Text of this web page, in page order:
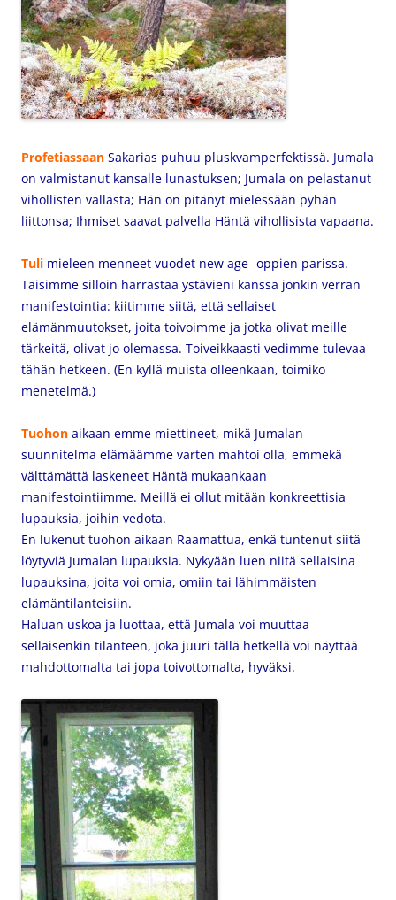
Profetiassaan Sakarias puhuu pluskvamperfektissä. Jumala
on valmistanut kansalle lunastuksen; Jumala on pelastanut
vihollisten vallasta; Hän on pitänyt mielessään pyhän
liittonsa; Ihmiset saavat palvella Häntä vihollisista vapaana.
Tuli mieleen menneet vuodet new age -oppien parissa.
Taisimme silloin harrastaa ystävieni kanssa jonkin verran
manifestointia: kiitimme siitä, että sellaiset
elämänmuutokset, joita toivoimme ja jotka olivat meille
tärkeitä, olivat jo olemassa. Toiveikkaasti vedimme tulevaa
tähän hetkeen. (En kyllä muista olleenkaan, toimiko
menetelmä.)
Tuohon aikaan emme miettineet, mikä Jumalan
suunnitelma elämäämme varten mahtoi olla, emmekä
välttämättä laskeneet Häntä mukaankaan
manifestointiimme. Meillä ei ollut mitään konkreettisia
lupauksia, joihin vedota.
En lukenut tuohon aikaan Raamattua, enkä tuntenut siitä
löytyviä Jumalan lupauksia. Nykyään luen niitä sellaisina
lupauksina, joita voi omia, omiin tai lähimmäisten
elämäntilanteisiin.
Haluan uskoa ja luottaa, että Jumala voi muuttaa
sellaisenkin tilanteen, joka juuri tällä hetkellä voi näyttää
mahdottomalta tai jopa toivottomalta, hyväksi.